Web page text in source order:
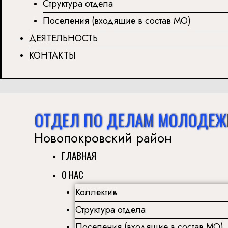
Структура отдела
Поселения (входящие в состав МО)
ДЕЯТЕЛЬНОСТЬ
КОНТАКТЫ
ОТДЕЛ ПО ДЕЛАМ
Новопокровский район
ГЛАВНАЯ
О НАС
Коллектив
Структура отдела